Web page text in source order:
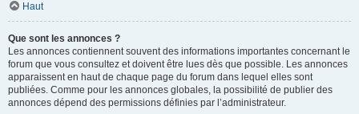
Haut
Que sont les annonces ?
Les annonces contiennent souvent des informations importantes concernant le
forum que vous consultez et doivent être lues dès que possible. Les annonces
apparaissent en haut de chaque page du forum dans lequel elles sont
publiées. Comme pour les annonces globales, la possibilité de publier des
annonces dépend des permissions définies par l’administrateur.